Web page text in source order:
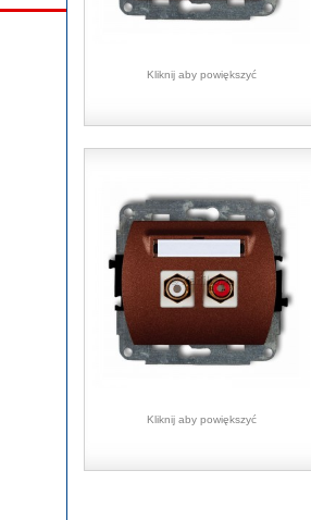
Kliknij aby powiększyć
Kliknij aby powiększyć